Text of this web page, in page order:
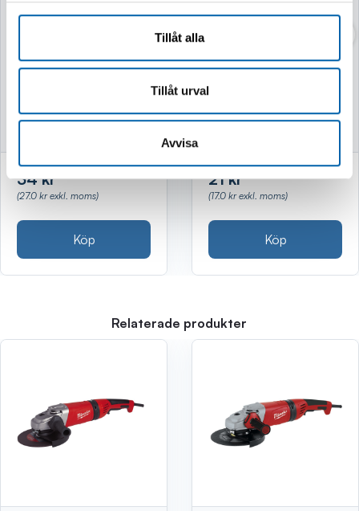
Tillåt alla
Tillåt urval
Avvisa
KAPSKIVA
34 kr
(27.0 kr exkl. moms)
Köp
KAPSKIVA
21 kr
(17.0 kr exkl. moms)
Köp
Relaterade produkter